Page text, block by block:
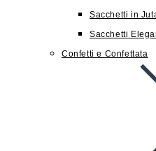
Sacchetti in
Sacchetti
Confetti e Confettata